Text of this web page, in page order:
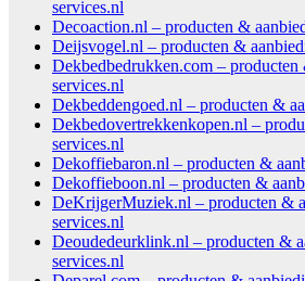
services.nl
Decoaction.nl – producten &
Deijsvogel.nl – producten &
Dekbedbedrukken.com –
services.nl
Dekbeddengoed.nl – producten &
Dekbedovertrekkenkopen.nl –
services.nl
Dekoffiebaron.nl – producten &
Dekoffieboon.nl – producten &
DeKrijgerMuziek.nl – producten &
services.nl
Deoudedeurklink.nl – producten &
services.nl